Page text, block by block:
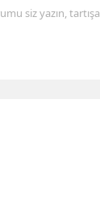
siz yazın,